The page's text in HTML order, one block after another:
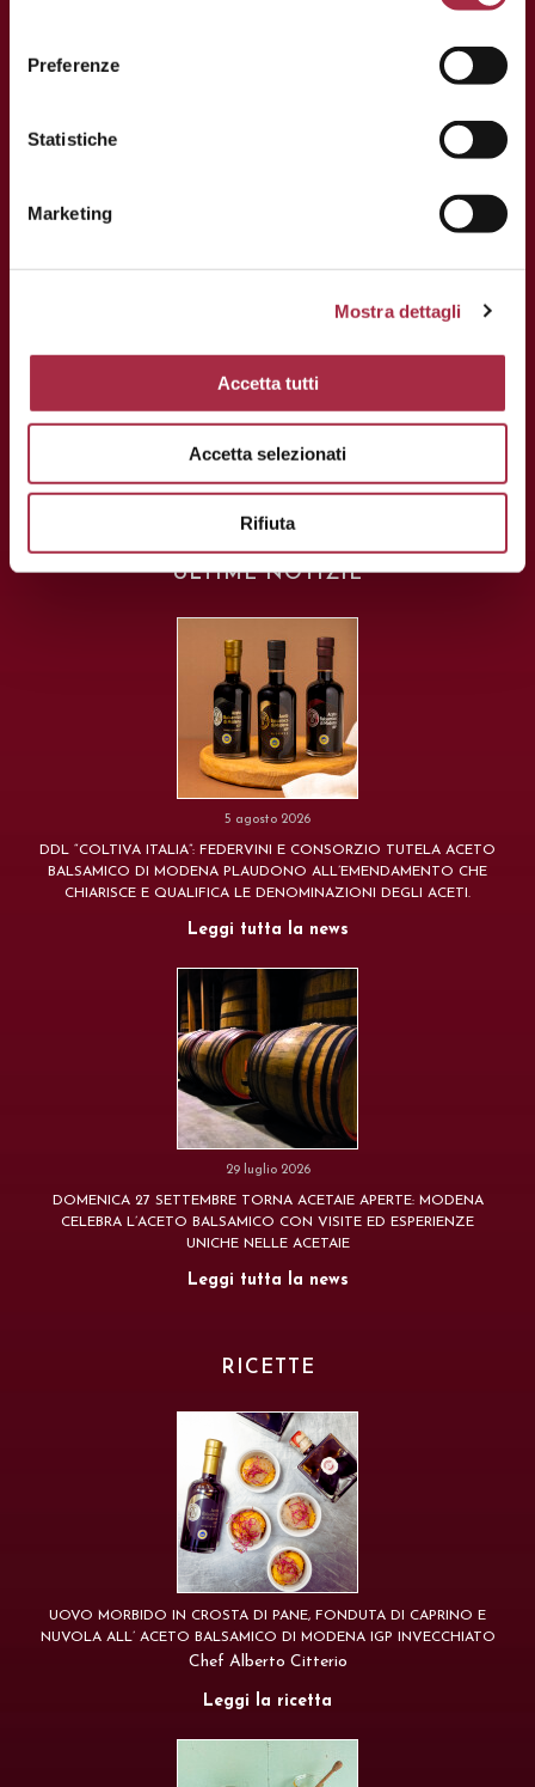
Preferenze
Statistiche
Marketing
Mostra dettagli
Accetta tutti
Accetta selezionati
Rifiuta
ULTIME NOTIZIE
5 agosto 2026
DDL “COLTIVA ITALIA”: FEDERVINI E CONSORZIO TUTELA ACETO
BALSAMICO DI MODENA PLAUDONO ALL’EMENDAMENTO CHE
CHIARISCE E QUALIFICA LE DENOMINAZIONI DEGLI ACETI.
Leggi tutta la news
29 luglio 2026
DOMENICA 27 SETTEMBRE TORNA ACETAIE APERTE: MODENA
CELEBRA L’ACETO BALSAMICO CON VISITE ED ESPERIENZE
UNICHE NELLE ACETAIE
Leggi tutta la news
RICETTE
UOVO MORBIDO IN CROSTA DI PANE, FONDUTA DI CAPRINO E
NUVOLA ALL’ ACETO BALSAMICO DI MODENA IGP INVECCHIATO
Chef Alberto Citterio
Leggi la ricetta